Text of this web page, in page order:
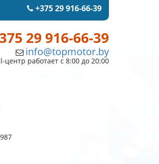
+375 29 916-66-39
29 916-66-39
info@topmotor.by
центр работает с 8:00 до 20:00